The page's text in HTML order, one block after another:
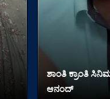
ಶಾಂತಿ ಕ್ರಾಂತಿ
ಆನಂದ್